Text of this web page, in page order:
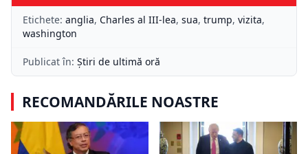
Etichete: anglia, Charles al III-lea, sua, trump, vizita,
washington
Publicat în: Știri de ultimă oră
RECOMANDĂRILE NOASTRE